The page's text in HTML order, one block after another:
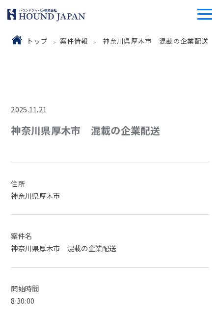
トップ 案件情報 神奈川県厚木市 混載の企業配送
2025.11.21
神奈川県厚木市 混載の企業配送
住所
神奈川県厚木市
案件名
神奈川県厚木市 混載の企業配送
開始時間
8:30:00